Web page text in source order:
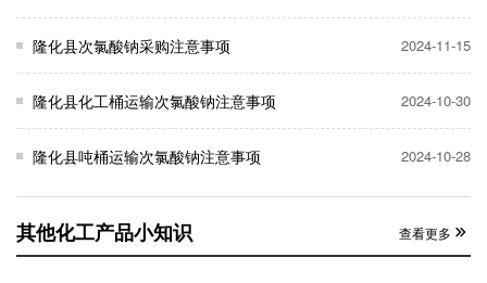
隆化县次氯酸钠采购注意事项 2024-11-15
隆化县化工桶运输次氯酸钠注意事项 2024-10-30
隆化县吨桶运输次氯酸钠注意事项 2024-10-28
其他化工产品小知识 查看更多